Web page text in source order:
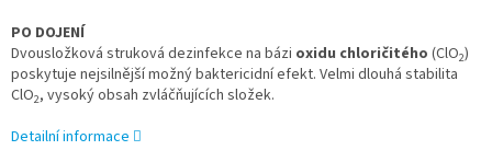
PO DOJENÍ
Dvousložková struková dezinfekce na bázi oxidu chloričitého (ClO2)
poskytuje nejsilnější možný baktericidní efekt. Velmi dlouhá stabilita
ClO2, vysoký obsah zvláčňujících složek.
Detailní informace